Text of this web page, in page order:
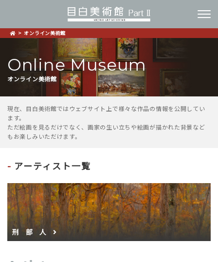
オンライン美術館
Online Museum
オンライン美術館
現在、目白美術館ではウェブサイト上で様々な作品の情報を公開してい
ます。
ただ絵画を見るだけでなく、画家の生い立ちや絵画が描かれた背景など
もお楽しみいただけます。
アーティスト一覧
刑部人